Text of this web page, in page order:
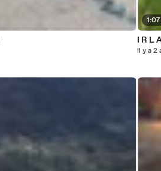
1:07
I R L
il y a 2